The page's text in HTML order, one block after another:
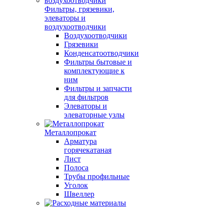
Фильтры, грязевики,
элеваторы и
воздухоотводчики
Воздухоотводчики
Грязевики
Конденсатоотводчики
Фильтры бытовые и
комплектующие к
ним
Фильтры и запчасти
для фильтров
Элеваторы и
элеваторные узлы
Металлопрокат
Арматура
горячекатаная
Лист
Полоса
Трубы профильные
Уголок
Швеллер